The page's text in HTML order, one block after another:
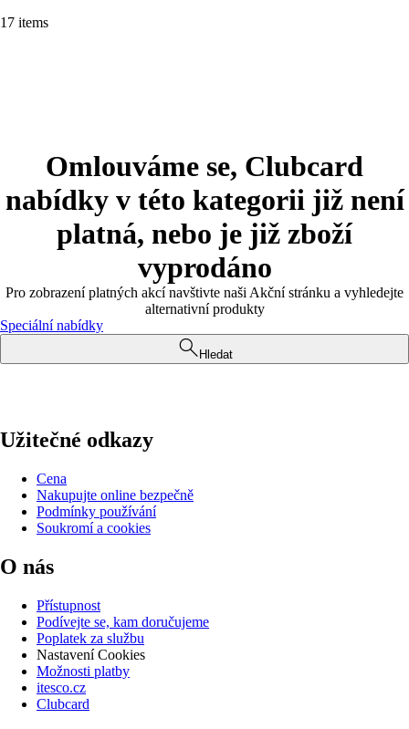
17 items
Omlouváme se, Clubcard
nabídky v této kategorii již není
platná, nebo je již zboží
vyprodáno
Pro zobrazení platných akcí navštivte naši Akční stránku a vyhledejte
alternativní produkty
Speciální nabídky
Hledat
Užitečné odkazy
Cena
Nakupujte online bezpečně
Podmínky používání
Soukromí a cookies
O nás
Přístupnost
Podívejte se, kam doručujeme
Poplatek za službu
Nastavení Cookies
Možnosti platby
itesco.cz
Clubcard